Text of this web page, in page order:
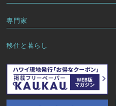
専門家
移住と暮らし